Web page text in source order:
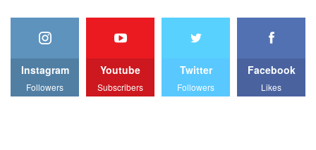
Facebook
Likes
Twitter
Followers
Youtube
Subscribers
Instagram
Followers